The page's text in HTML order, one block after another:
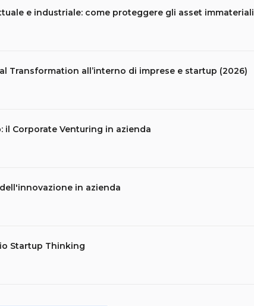
e industriale: come proteggere gli asset immateriali
Transformation all’interno di imprese e startup (2026)
il Corporate Venturing in azienda
in azienda
Startup Thinking